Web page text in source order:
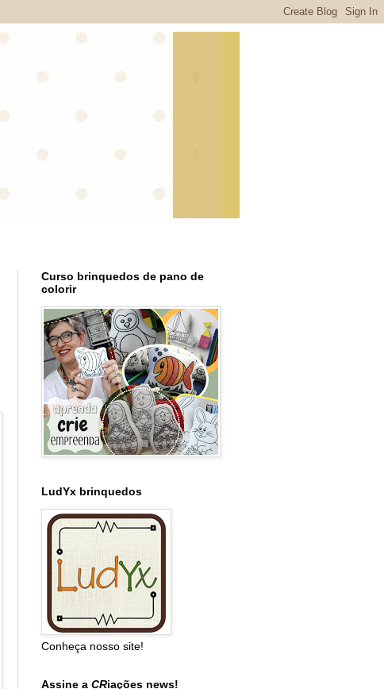
Curso brinquedos de pano de
colorir
LudYx brinquedos
Conheça nosso site!
Assine a CRiações news!